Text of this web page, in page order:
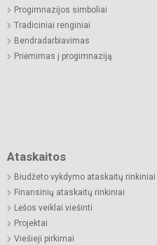
Progimnazijos simboliai
Tradiciniai renginiai
Bendradarbiavimas
Priėmimas į progimnaziją
Ataskaitos
Biudžeto vykdymo ataskaitų rinkiniai
Finansinių ataskaitų rinkiniai
Lėšos veiklai viešinti
Projektai
Viešieji pirkimai